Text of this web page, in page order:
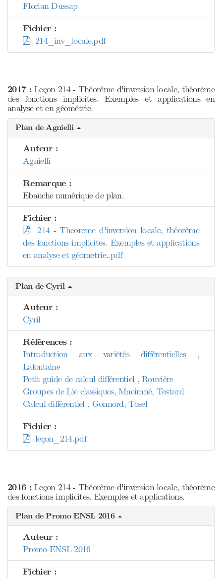
Florian Dussap
Fichier :
214_inv_locale.pdf
2017 :Leçon 214 - Théorème d'inversion locale, théorème
des fonctions implicites. Exemples et applications en
analyse et en géométrie.
Plan de Agnielli
Auteur :
Agnielli
Remarque :
Ebauche numérique de plan.
Fichier :
214 - Theoreme d'inversion locale, théorème
des fonctions implicites. Exemples et applications
en analyse et géometrie..pdf
Plan de Cyril
Auteur :
Cyril
Références :
Introduction aux variétés différentielles ,
Lafontaine
Petit guide de calcul différentiel , Rouvière
Groupes de Lie classiques, Mneimné, Testard
Calcul différentiel , Gonnord, Tosel
Fichier :
leçon_214.pdf
2016 :Leçon 214 - Théorème d'inversion locale, théorème
des fonctions implicites. Exemples et applications.
Plan de Promo ENSL 2016
Auteur :
Promo ENSL 2016
Fichier :